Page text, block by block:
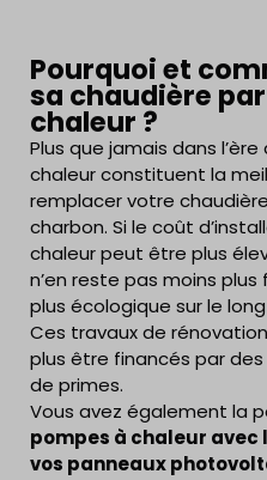
Pourquoi et
sa chaudière
chaleur ?
Plus que jamais dans
chaleur constituent la
remplacer votre
charbon. Si le coût
chaleur peut être plus
n’en reste pas moins
plus écologique sur le
Ces travaux de
plus être financés par
de primes.
Vous avez également la
pompes à chaleur avec
vos panneaux